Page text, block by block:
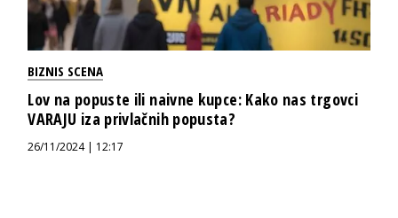
BIZNIS SCENA
Lov na popuste ili naivne kupce: Kako nas trgovci
VARAJU iza privlačnih popusta?
26/11/2024 | 12:17